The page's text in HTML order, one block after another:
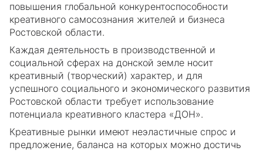
повышения глобальной конкурентоспособности
креативного самосознания жителей и бизнеса
Ростовской области.
Каждая деятельность в производственной и
социальной сферах на донской земле носит
креативный (творческий) характер, и для
успешного социального и экономического развития
Ростовской области требует использование
потенциала креативного кластера «ДОН».
Креативные рынки имеют неэластичные спрос и
предложение, баланса на которых можно достичь